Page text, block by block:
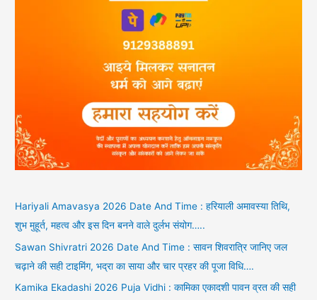
Hariyali Amavasya 2026 Date And Time : हरियाली अमावस्या तिथि,
शुभ मुहूर्त, महत्व और इस दिन बनने वाले दुर्लभ संयोग…..
Sawan Shivratri 2026 Date And Time : सावन शिवरात्रि जानिए जल
चढ़ाने की सही टाइमिंग, भद्रा का साया और चार प्रहर की पूजा विधि….
Kamika Ekadashi 2026 Puja Vidhi : कामिका एकादशी पावन व्रत की सही